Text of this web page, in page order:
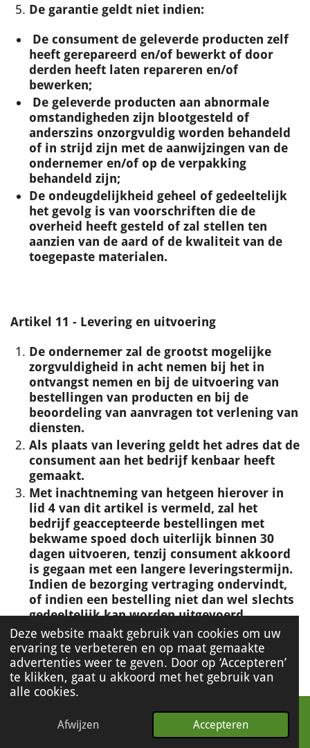
Deze website maakt gebruik van cookies om uw
ervaring te verbeteren en op maat gemaakte
advertenties weer te geven. Door op ‘Accepteren’
te klikken, gaat u akkoord met het gebruik van
alle cookies.
Afwijzen Accepteren
De garantie geldt niet indien:
De consument de geleverde producten zelf
heeft gerepareerd en/of bewerkt of door
derden heeft laten repareren en/of
bewerken;
De geleverde producten aan abnormale
omstandigheden zijn blootgesteld of
anderszins onzorgvuldig worden behandeld
of in strijd zijn met de aanwijzingen van de
ondernemer en/of op de verpakking
behandeld zijn;
De ondeugdelijkheid geheel of gedeeltelijk
het gevolg is van voorschriften die de
overheid heeft gesteld of zal stellen ten
aanzien van de aard of de kwaliteit van de
toegepaste materialen.
Artikel 11 - Levering en uitvoering
De ondernemer zal de grootst mogelijke
zorgvuldigheid in acht nemen bij het in
ontvangst nemen en bij de uitvoering van
bestellingen van producten en bij de
beoordeling van aanvragen tot verlening van
diensten.
Als plaats van levering geldt het adres dat de
consument aan het bedrijf kenbaar heeft
gemaakt.
Met inachtneming van hetgeen hierover in
lid 4 van dit artikel is vermeld, zal het
bedrijf geaccepteerde bestellingen met
bekwame spoed doch uiterlijk binnen 30
dagen uitvoeren, tenzij consument akkoord
is gegaan met een langere leveringstermijn.
Indien de bezorging vertraging ondervindt,
of indien een bestelling niet dan wel slechts
gedeeltelijk kan worden uitgevoerd,
ontvangt de consument hiervan uiterlijk 30
dagen nadat hij de bestelling geplaatst heeft
bericht. De consument heeft in dat geval het
recht om de overeenkomst zonder kosten te
ontbinden. De consument heeft geen recht
Alle levertermijnen zijn indicatief. Aan
eventuele genoemde termijnen kan de